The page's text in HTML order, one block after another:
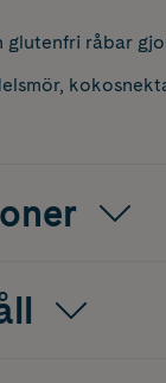
glutenfri råbar